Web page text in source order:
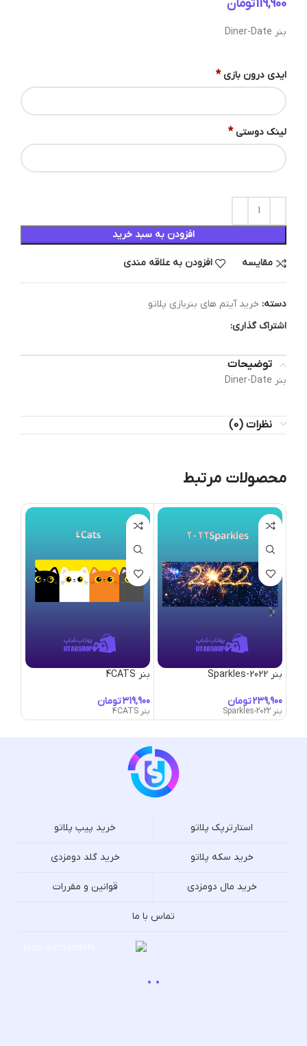
تومان
بنر Diner-Date
ایدی درون بازی *
لینک دوستی *
افزودن به سبد خرید
مقایسه افزودن به علاقه مندی
دسته: خرید آیتم های بنربازی پلاتو
اشتراک گذاری:
توضیحات
بنر Diner-Date
نظرات (0)
محصولات مرتبط
بنر 2022-Sparkles
تومان
بنر 2022-Sparkles
بنر 4CATS
تومان
بنر 4CATS
استارترپک پلاتو خرید پیپ پلاتو
خرید سکه پلاتو خرید گلد دومزدی
خرید مال دومزدی قوانین و مقررات
تماس با ما